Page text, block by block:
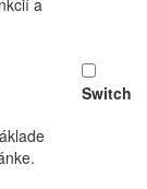
Switch